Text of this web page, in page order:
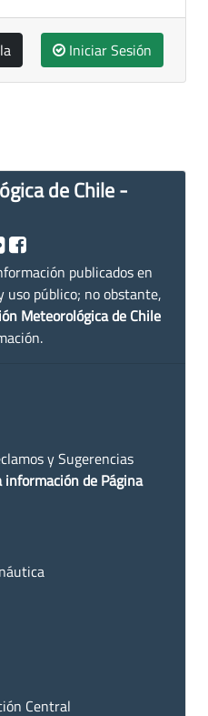
Iniciar Sesión
de Chile -
publicados en
uso público; no obstante,
Meteorológica de Chile
y Sugerencias
de Página
Central